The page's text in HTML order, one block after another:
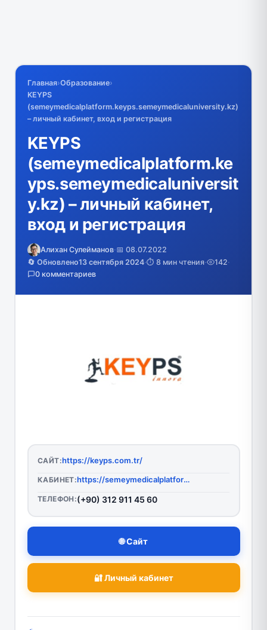
Главная›Образование›
KEYPS
(semeymedicalplatform.keyps.semeymedicaluniversity.kz)
– личный кабинет, вход и регистрация
KEYPS
(semeymedicalplatform.ke
yps.semeymedicaluniversit
y.kz) – личный кабинет,
вход и регистрация
Алихан Сулейманов·📅 08.07.2022
🔄 Обновлено13 сентября 2024·⏱️ 8 мин чтения· 142·
0 комментариев
САЙТ:https://keyps.com.tr/
КАБИНЕТ: https://semeymedicalplatform.keyps.semeymedicaluniversity.kz/system/login
ТЕЛЕФОН:(+90) 312 911 45 60
🌐 Сайт
🔐 Личный кабинет